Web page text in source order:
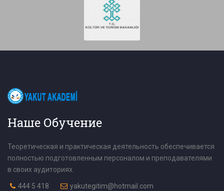
Наше Обучение
Теоретическая и практическая деятельность обеспечивается
полностью подготовленным персоналом и преподавателями
в своих аудиториях.
444 5 418
yakutegitim@hotmail.com